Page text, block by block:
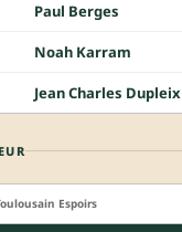
Paul Berges
Noah Karram
Jean Charles Dupleix
Espoirs